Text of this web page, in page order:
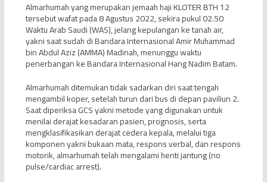
Almarhumah yang merupakan jemaah haji KLOTER BTH 12
tersebut wafat pada 8 Agustus 2022, sekira pukul 02.50
Waktu Arab Saudi (WAS), jelang kepulangan ke tanah air,
yakni saat sudah di Bandara Internasional Amir Muhammad
bin Abdul Aziz (AMMA) Madinah, menunggu waktu
penerbangan ke Bandara Internasional Hang Nadim Batam.
Almarhumah ditemukan tidak sadarkan diri saat tengah
mengambil koper, setelah turun dari bus di depan paviliun 2.
Saat diperiksa GCS yakni metode yang digunakan untuk
menilai derajat kesadaran pasien, prognosis, serta
mengklasifikasikan derajat cedera kepala, melalui tiga
komponen yakni bukaan mata, respons verbal, dan respons
motorik, almarhumah telah mengalami henti jantung (no
pulse/cardiac arrest).